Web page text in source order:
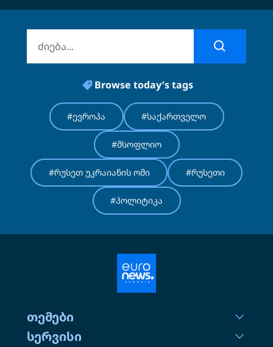
Browse today’s tags
#ევროპა #საქართველო
#მსოფლიო
#რუსეთ უკრაიანის ომი #რუსეთი
#პოლიტიკა
თემები
სერვისი